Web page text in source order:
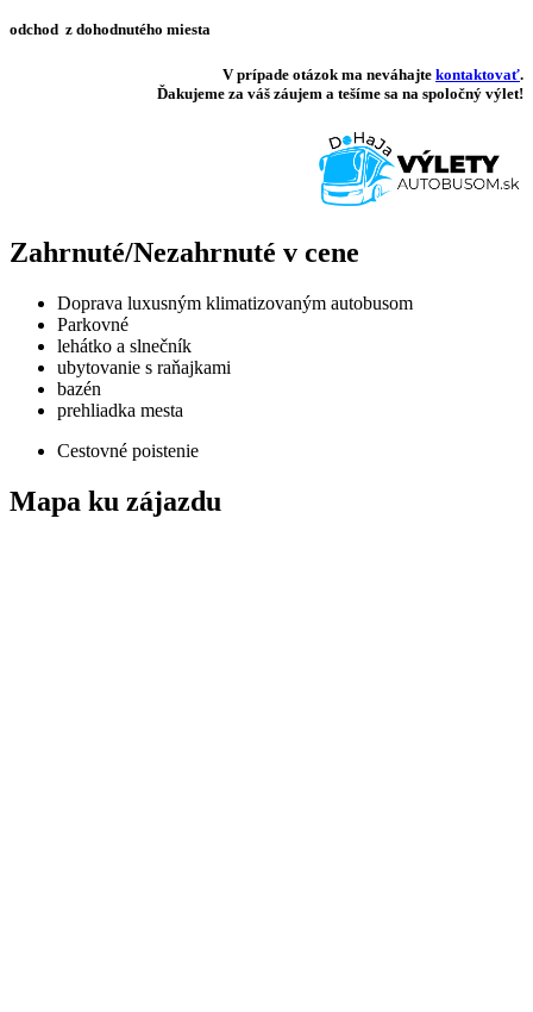
odchod z dohodnutého miesta
V prípade otázok ma neváhajte kontaktovať.
Ďakujeme za váš záujem a tešíme sa na spoločný výlet!
Zahrnuté/Nezahrnuté v cene
Doprava luxusným klimatizovaným autobusom
Parkovné
lehátko a slnečník
ubytovanie s raňajkami
bazén
prehliadka mesta
Cestovné poistenie
Mapa ku zájazdu